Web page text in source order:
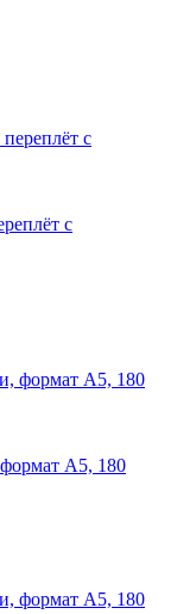
с
А5, 180